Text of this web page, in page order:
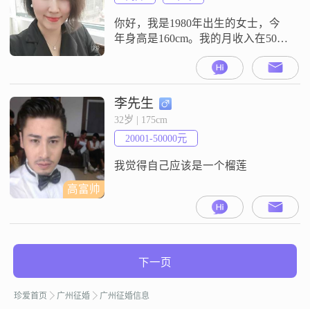
一位真心实意疼爱我，为我遮风挡
雨，不会让我
你好，我是1980年出生的女士，今
年身高是160cm。我的月收入在5001
元到8000元这个区间。我目前的工
作地在广州。我的学历是中专。我
是一个性格开朗爱笑的人，平时表
现乐观积极。我平时随和易相处。
我来到这里，是想通过介绍认识合
适的朋友。我希望能在这里遇到一
个可以真诚交流的人。如果你觉得
我们的情况比较合适，可以打个招
高富帅
李先生
32岁 | 175cm
20001-50000元
我觉得自己应该是一个榴莲
下一页
珍爱首页 广州征婚 广州征婚信息